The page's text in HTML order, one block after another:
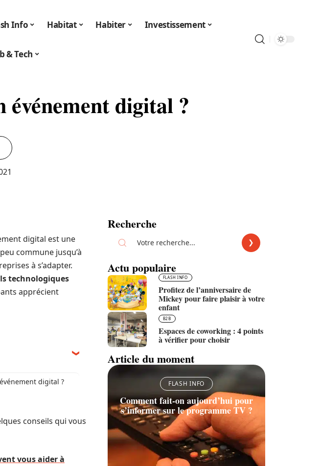
Info Habitat Habiter Investissement
& Tech
digital ?
digital est une
commune jusqu’à
à s’adapter.
technologiques
apprécient
digital ?
conseils qui vous
vous aider à
Recherche
Actu populaire
FLASH INFO
Profitez de l’anniversaire de
Mickey pour faire plaisir à votre
enfant
B2B
Espaces de coworking : 4 points
à vérifier pour choisir
Article du moment
FLASH INFO
Comment fait-on aujourd’hui pour
s’informer sur le programme TV ?